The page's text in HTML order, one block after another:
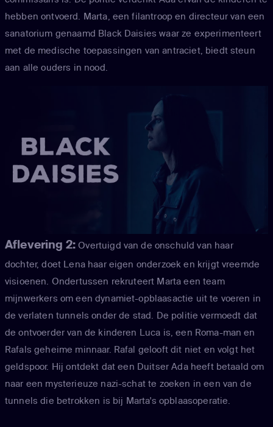
hebben ontvoerd. Marta, een filantroop en directeur van een
sanatorium genaamd Black Daisies waar ze experimenteert
met de medische toepassingen van antraciet, biedt steun
aan alle ouders in nood.
Aflevering 2: Overtuigd van de onschuld van haar
dochter, doet Lena haar eigen onderzoek en krijgt vreemde
visioenen. Ondertussen rekruteert Marta een team
mijnwerkers om een dynamiet-opblaasactie uit te voeren in
de verlaten tunnels onder de stad. De politie vermoedt dat
de ontvoerder van de kinderen Luca is, een Roma-man en
Rafals geheime minnaar. Rafal gelooft dit niet en volgt het
geldspoor. Hij ontdekt dat een Duitser Ada heeft betaald om
naar een mysterieuze nazi-schat te zoeken in een van de
tunnels die betrokken is bij Marta's opblaasoperatie.